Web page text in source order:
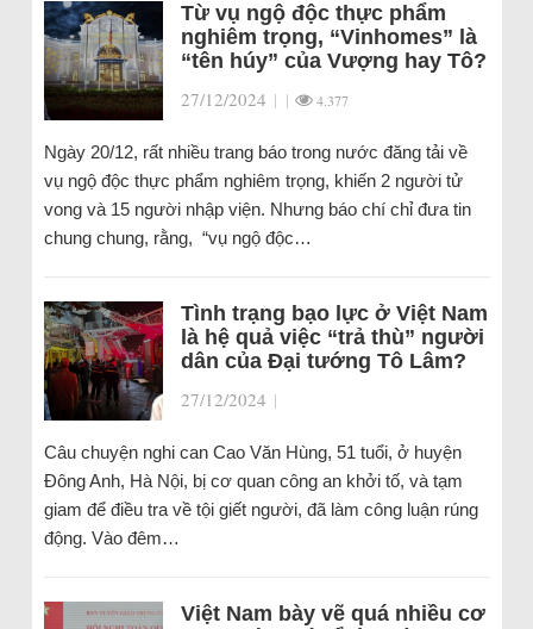
Từ vụ ngộ độc thực phẩm
nghiêm trọng, “Vinhomes” là
“tên húy” của Vượng hay Tô?
27/12/2024 | | 4.377
Ngày 20/12, rất nhiều trang báo trong nước đăng tải về
vụ ngộ độc thực phẩm nghiêm trọng, khiến 2 người tử
vong và 15 người nhập viện. Nhưng báo chí chỉ đưa tin
chung chung, rằng, “vụ ngộ độc…
Tình trạng bạo lực ở Việt Nam
là hệ quả việc “trả thù” người
dân của Đại tướng Tô Lâm?
27/12/2024 |
Câu chuyện nghi can Cao Văn Hùng, 51 tuổi, ở huyện
Đông Anh, Hà Nội, bị cơ quan công an khởi tố, và tạm
giam để điều tra về tội giết người, đã làm công luận rúng
động. Vào đêm…
Việt Nam bày vẽ quá nhiều cơ